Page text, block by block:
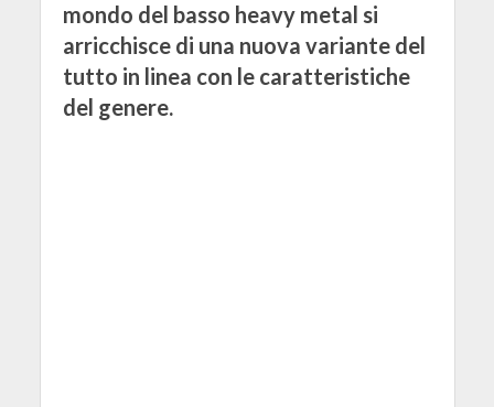
mondo del basso heavy metal si
arricchisce di una nuova variante del
tutto in linea con le caratteristiche
del genere.